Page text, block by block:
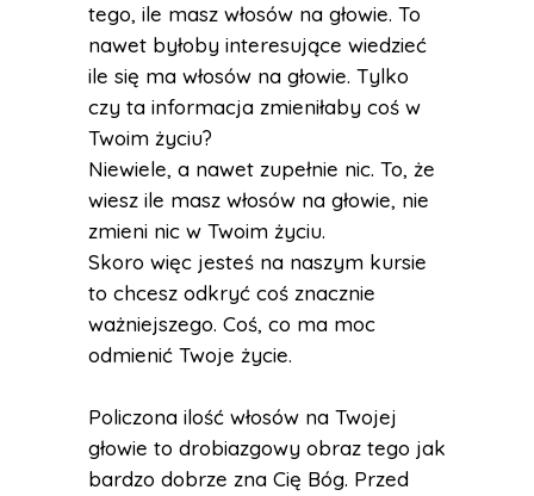
tego, ile masz włosów na głowie. To
nawet byłoby interesujące wiedzieć
ile się ma włosów na głowie. Tylko
czy ta informacja zmieniłaby coś w
Twoim życiu?
Niewiele, a nawet zupełnie nic. To, że
wiesz ile masz włosów na głowie, nie
zmieni nic w Twoim życiu.
Skoro więc jesteś na naszym kursie
to chcesz odkryć coś znacznie
ważniejszego. Coś, co ma moc
odmienić Twoje życie.
Policzona ilość włosów na Twojej
głowie to drobiazgowy obraz tego jak
bardzo dobrze zna Cię Bóg. Przed